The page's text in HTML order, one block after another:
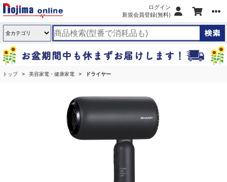
ログイン
新規会員登録(無料)
トップ 美容家電・健康家電 ドライヤー